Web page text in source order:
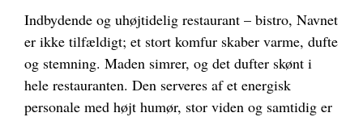
Indbydende og uhøjtidelig restaurant – bistro, Navnet
er ikke tilfældigt; et stort komfur skaber varme, dufte
og stemning. Maden simrer, og det dufter skønt i
hele restauranten. Den serveres af et energisk
personale med højt humør, stor viden og samtidig er